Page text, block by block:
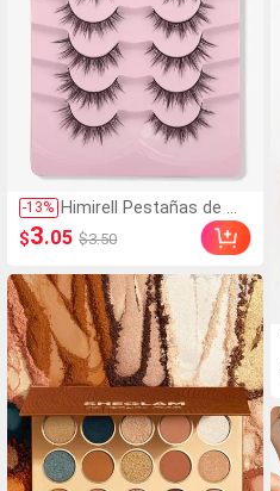
-13% Himirell Pestañas de ma
nga, 7 pares de pestaña
s postizas de ojo de ga
s postizas, pestañas, p
estañas falsas
$3.05 $3.50